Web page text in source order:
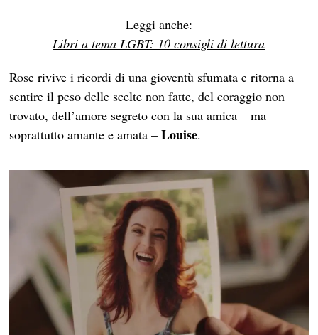
Leggi anche:
Libri a tema LGBT: 10 consigli di lettura
Rose rivive i ricordi di una gioventù sfumata e ritorna a
sentire il peso delle scelte non fatte, del coraggio non
trovato, dell’amore segreto con la sua amica – ma
soprattutto amante e amata –Louise.